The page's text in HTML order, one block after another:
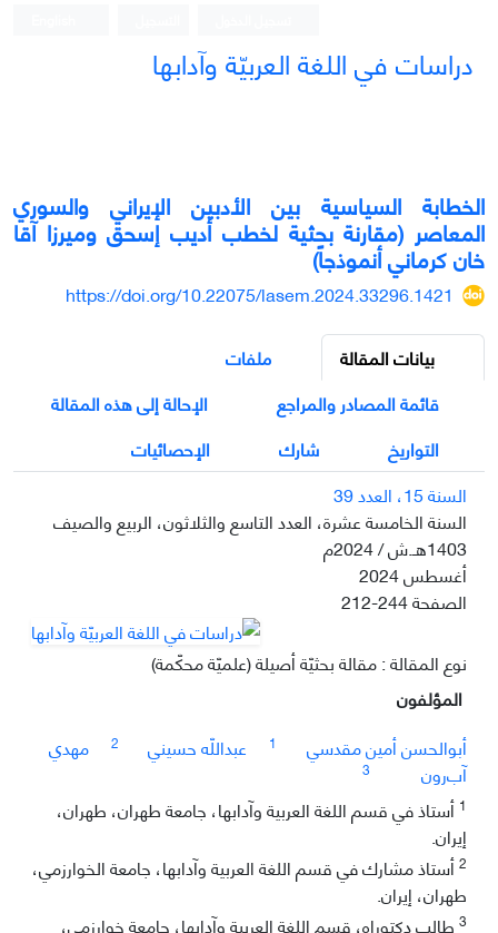
دراسات في اللغة العربيّة وآدابها
الخطابة السياسية بين الأدبين الإيراني والسوري
المعاصر (مقارنة بحثية لخطب أديب إسحق وميرزا آقا
خان كرماني أنموذجاً)
https://doi.org/10.22075/lasem.2024.33296.1421
بيانات المقالة
ملفات
قائمة المصادر والمراجع
الإحالة إلى هذه المقالة
التواريخ
شارك
الإحصائيات
السنة 15، العدد 39
السنة الخامسة عشرة، العدد التاسع والثلاثون، الربيع والصيف
1403هـ.ش / 2024م
أغسطس 2024
الصفحة212-244
نوع المقالة : مقالة بحثيّة أصيلة (علميّة محكّمة)
المؤلفون
أبوالحسن أمين مقدسي
1 عبداللّه حسيني 2
مهدي
آب‌رون
3
1 أستاذ في قسم اللغة العربية وآدابها، جامعة طهران، طهران،
إيران.
2أستاذ مشارك في قسم اللغة العربية وآدابها، جامعة الخوارزمي،
طهران، إيران.
3 طالب دكتوراه، قسم اللغة العربية وآدابها، جامعة خوارزمي،